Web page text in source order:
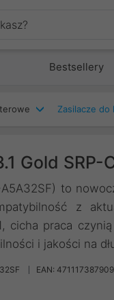
Bestsellery
Zasilacze do
Gold SRP-
to
z
cicha praca
i jakości na
EAN: